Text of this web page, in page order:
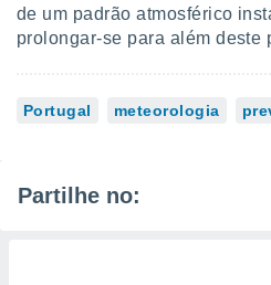
de um padrão atmosférico
prolongar-se para além deste
Portugal meteorologia
Partilhe no: